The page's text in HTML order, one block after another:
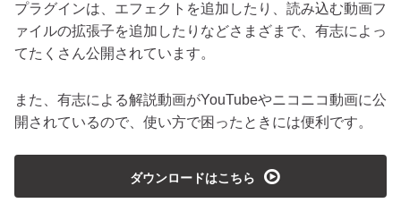
プラグインは、エフェクトを追加したり、読み込む動画フ
ァイルの拡張子を追加したりなどさまざまで、有志によっ
てたくさん公開されています。
また、有志による解説動画がYouTubeやニコニコ動画に公
開されているので、使い方で困ったときには便利です。
ダウンロードはこちら playmedia